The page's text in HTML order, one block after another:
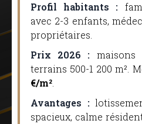
Profil habitants :
avec 2-3 enfants,
propriétaires.
Prix 2026 : maisons
terrains 500-1 200 m².
€/m²
Avantages :
spacieux, calme